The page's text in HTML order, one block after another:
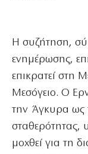
Η συζήτηση,
ενημέρωσης,
επικρατεί στη
Μεσόγειο. Ο
την Άγκυρα ως
σταθερότητας,
μοχθεί για τη